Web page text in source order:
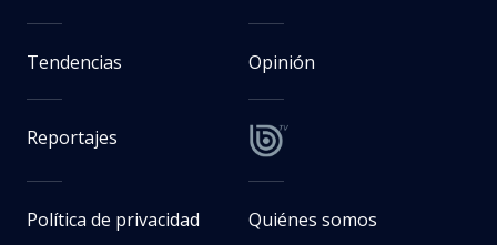
Tendencias Opinión
Reportajes
Política de privacidad Quiénes somos